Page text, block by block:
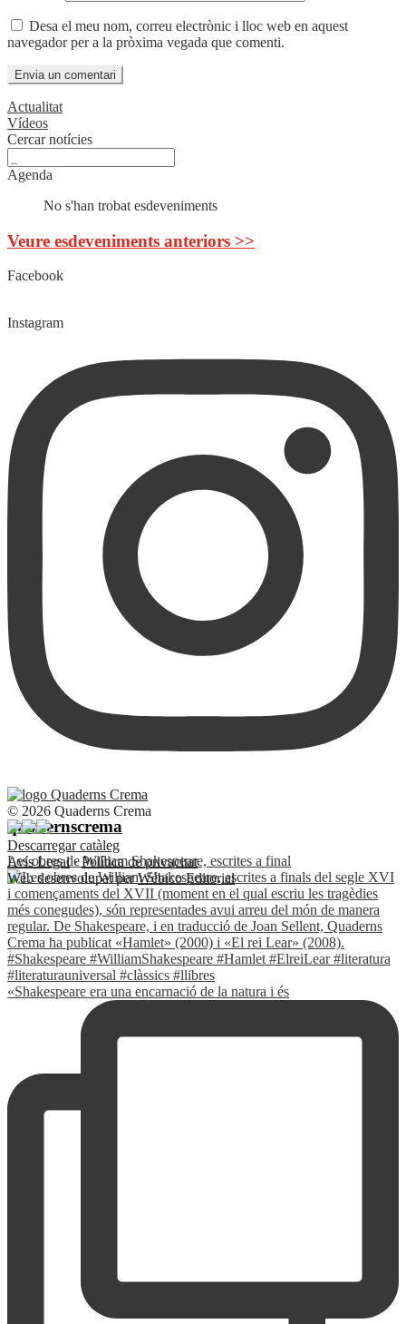
Desa el meu nom, correu electrònic i lloc web en aquest
navegador per a la pròxima vegada que comenti.
Actualitat
Vídeos
Cercar notícies
Agenda
No s'han trobat esdeveniments
Veure esdeveniments anteriors >>
Facebook
Instagram
quadernscrema
Les obres de William Shakespeare, escrites a final
«Shakespeare era una encarnació de la natura i és
© 2026 Quaderns Crema
Descarregar catàleg
Avís Legal·Política de privacitat
Web desenvolupat perWébico Editorial